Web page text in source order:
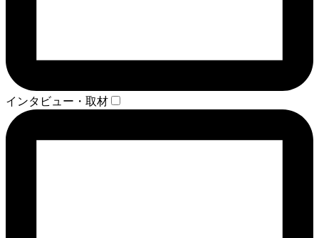
インタビュー・取材